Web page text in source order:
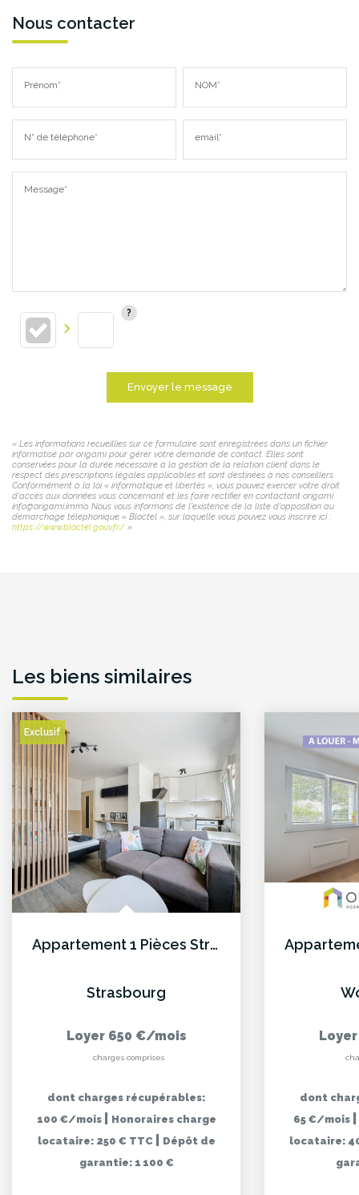
Nous contacter
Prénom* NOM*
N° de téléphone* email*
Message*
Envoyer le message
« Les informations recueillies sur ce formulaire sont enregistrées dans un fichier
informatisé par origami pour gérer votre demande de contact. Elles sont
conservées pour la durée nécessaire à la gestion de la relation client dans le
respect des prescriptions légales applicables et sont destinées à nos conseillers
Conformément à la loi « informatique et libertés », vous pouvez exercer votre droit
d'accès aux données vous concernant et les faire rectifier en contactant origami
info@origami.immo. Nous vous informons de l'existence de la liste d'opposition au
démarchage téléphonique « Bloctel », sur laquelle vous pouvez vous inscrire ici :
https://www.bloctel.gouv.fr/ »
Les biens similaires
Exclusif
Appartement 1 Pièces Strasbourg
Strasbourg
Loyer 650 €/mois
charges comprises
dont charges récupérables:
100 €/mois
Honoraires charge
locataire: 250 € TTC
Dépôt de
garantie: 1 100 €
dont
65 €/mois
locataire: